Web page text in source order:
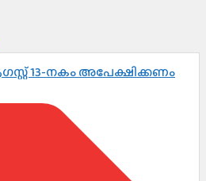
13-നകം അപേക്ഷിക്കണം